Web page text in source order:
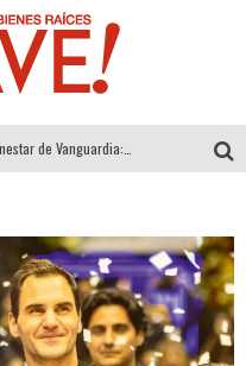
Alexandra Bedoya – La Constancia detrás de La Paletería
El Despertar de la Calidez: Acabados Dorados de FV para Elevar tu Espacio